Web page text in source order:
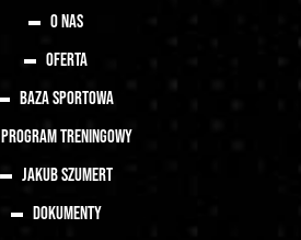
O nas
OFERTA
Baza sportowa
Program treningowy
Jakub Szumert
Dokumenty